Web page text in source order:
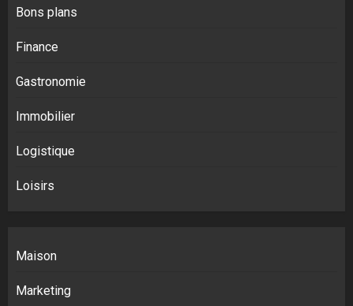
Bons plans
Finance
Gastronomie
Immobilier
Logistique
Loisirs
Maison
Marketing